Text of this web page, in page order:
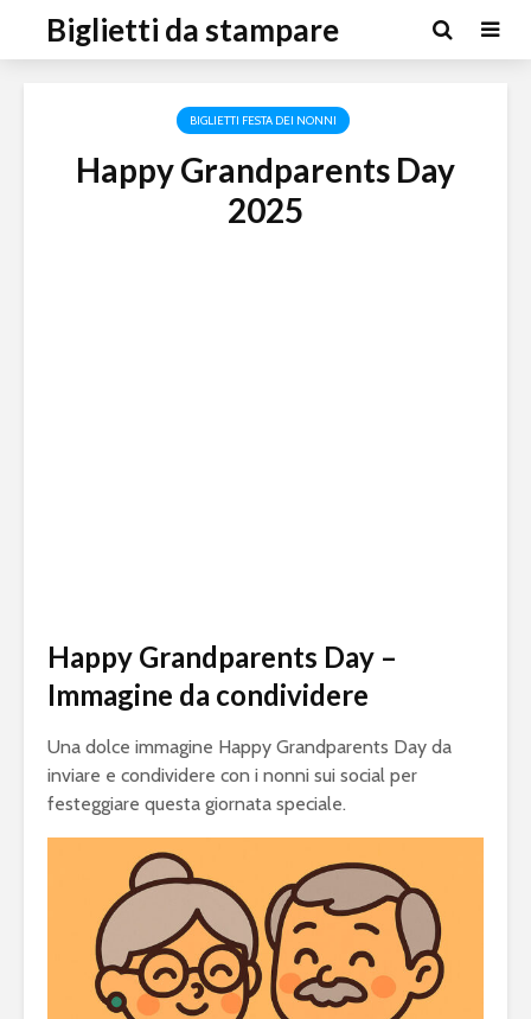
Biglietti da stampare
BIGLIETTI FESTA DEI NONNI
Happy Grandparents Day
2025
Happy Grandparents Day –
Immagine da condividere
Una dolce immagine Happy Grandparents Day da
inviare e condividere con i nonni sui social per
festeggiare questa giornata speciale.